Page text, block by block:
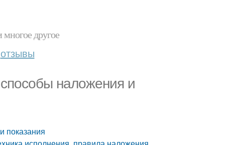
другое
отзывы
наложения и
показания